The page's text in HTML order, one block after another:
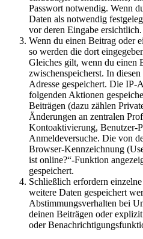
Passwort notwendig. Wenn
Daten als notwendig
vor deren Eingabe ersichtlich.
Wenn du einen Beitrag oder
so werden die dort
Gleiches gilt, wenn du einen
zwischenspeicherst. In
Adresse gespeichert. Die IP-
folgenden Aktionen
Beiträgen (dazu zählen
Änderungen an zentralen
Kontoaktivierung, Benutzer-
Anmeldeversuche. Die von
Browser-Kennzeichnung
ist online?“-Funktion
gespeichert.
Schließlich erfordern
weitere Daten gespeichert
Abstimmungsverhalten bei
deinen Beiträgen oder
oder